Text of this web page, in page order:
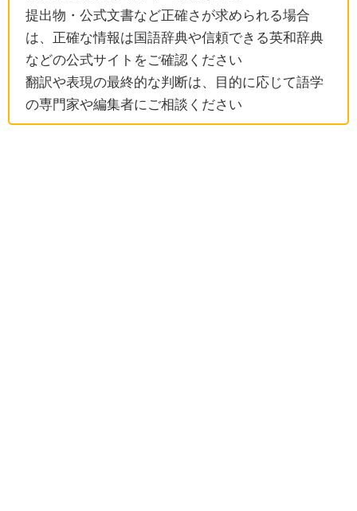
提出物・公式文書など正確さが求められる場合
は、正確な情報は国語辞典や信頼できる英和辞典
などの公式サイトをご確認ください
翻訳や表現の最終的な判断は、目的に応じて語学
の専門家や編集者にご相談ください